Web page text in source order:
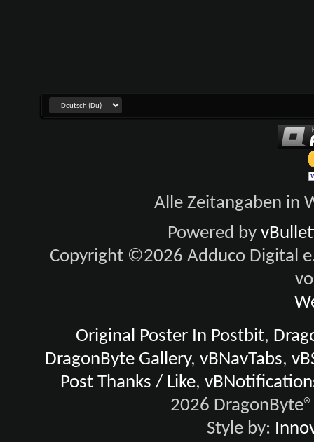
Alle Zeitangaben in
Powered by
Copyright ©2026 Adduco Digital
Original Poster In Postbit,
DragonByte Gallery,vBNavTabs,
Post Thanks / Like,
2026
Style by: